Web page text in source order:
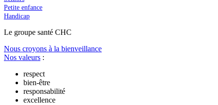
Petite enfance
Handicap
Le groupe santé CHC
Nous croyons à la bienveillance
Nos valeurs :
respect
bien-être
responsabilité
excellence